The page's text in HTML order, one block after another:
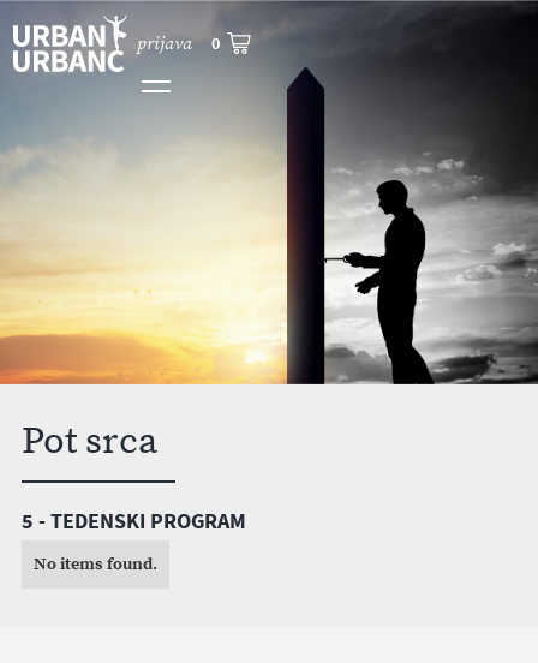
prijava 0
Pot srca
5 - TEDENSKI PROGRAM
No items found.